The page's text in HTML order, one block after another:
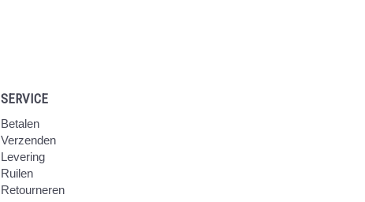
SERVICE
Betalen
Verzenden
Levering
Ruilen
Retourneren